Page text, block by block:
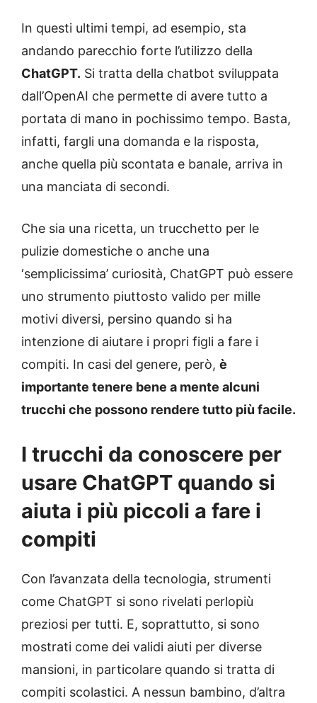
In questi ultimi tempi, ad esempio, sta
andando parecchio forte l’utilizzo della
ChatGPT. Si tratta della chatbot sviluppata
dall’OpenAI che permette di avere tutto a
portata di mano in pochissimo tempo. Basta,
infatti, fargli una domanda e la risposta,
anche quella più scontata e banale, arriva in
una manciata di secondi.
Che sia una ricetta, un trucchetto per le
pulizie domestiche o anche una
‘semplicissima’ curiosità, ChatGPT può essere
uno strumento piuttosto valido per mille
motivi diversi, persino quando si ha
intenzione di aiutare i propri figli a fare i
compiti. In casi del genere, però, è
importante tenere bene a mente alcuni
trucchi che possono rendere tutto più facile.
I trucchi da conoscere per
usare ChatGPT quando si
aiuta i più piccoli a fare i
compiti
Con l’avanzata della tecnologia, strumenti
come ChatGPT si sono rivelati perlopiù
preziosi per tutti. E, soprattutto, si sono
mostrati come dei validi aiuti per diverse
mansioni, in particolare quando si tratta di
compiti scolastici. A nessun bambino, d’altra